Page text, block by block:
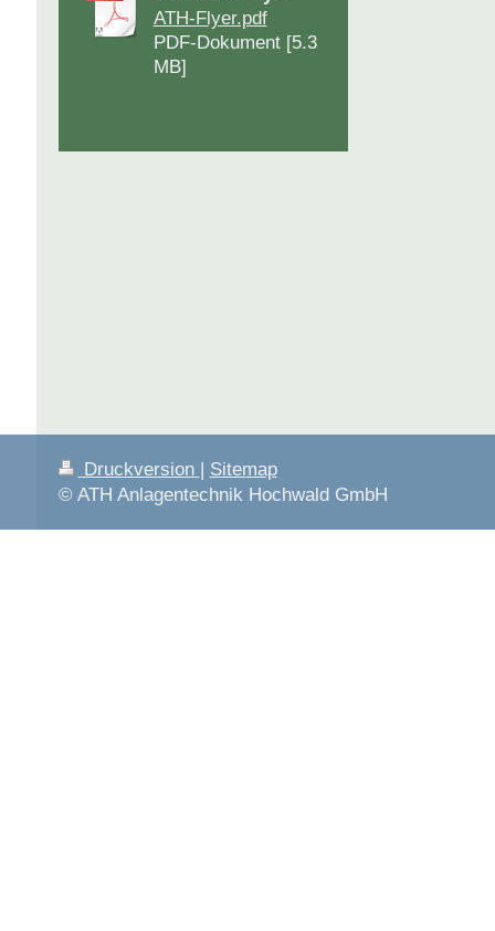
ATH-Flyer.pdf
PDF-Dokument [5.3
MB]
Druckversion | Sitemap
© ATH Anlagentechnik Hochwald GmbH